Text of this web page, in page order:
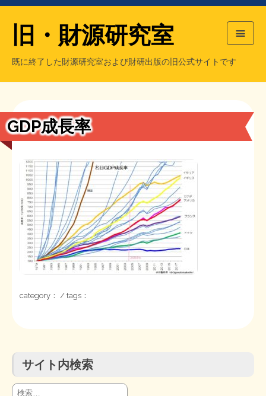
【国の、本当の】財源チラシ／旧・財源研究室
シン財源はあなたです／合同誌／旧・サブカル分室
日本経済を解説するヤンキー／MIHANAマンガ／旧・財研出版
もっと知りたい方へ
マネクリ戦士 RED & BLACK
MMTの学習資料
旧・財源研究室
既に終了した財源研究室および財研出版の旧公式サイトです
旧・財源研究室について
チラシ発行部数
会計報告
旧・財研出版について
会計報告
GDP成長率
category： / tags：
サイト内検索
検